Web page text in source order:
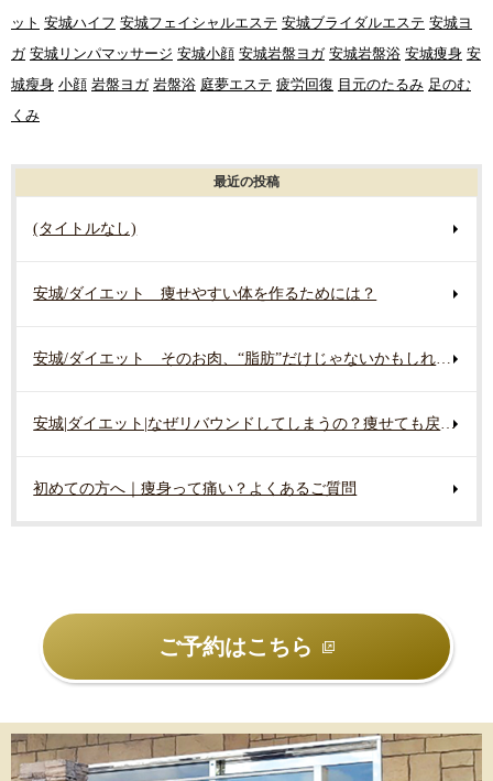
ット 安城ハイフ 安城フェイシャルエステ 安城ブライダルエステ 安城ヨ
ガ 安城リンパマッサージ 安城小顔 安城岩盤ヨガ 安城岩盤浴 安城痩身 安
城瘦身 小顔 岩盤ヨガ 岩盤浴 庭夢エステ 疲労回復 目元のたるみ 足のむ
くみ
最近の投稿
(タイトルなし)
安城/ダイエット 痩せやすい体を作るためには？
安城/ダイエット そのお肉、“脂肪”だけじゃないかもしれません
安城|ダイエット|なぜリバウンドしてしまうの？痩せても戻る原因
初めての方へ｜痩身って痛い？よくあるご質問
ご予約はこちら